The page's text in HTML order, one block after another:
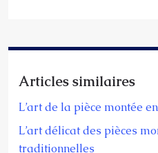
Articles similaires
L’art de la pièce montée
L’art délicat des pièces
traditionnelles